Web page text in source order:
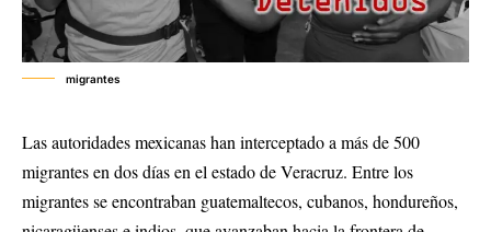
migrantes
Las autoridades mexicanas han interceptado a más de 500
migrantes en dos días en el estado de Veracruz. Entre los
migrantes se encontraban guatemaltecos, cubanos, hondureños,